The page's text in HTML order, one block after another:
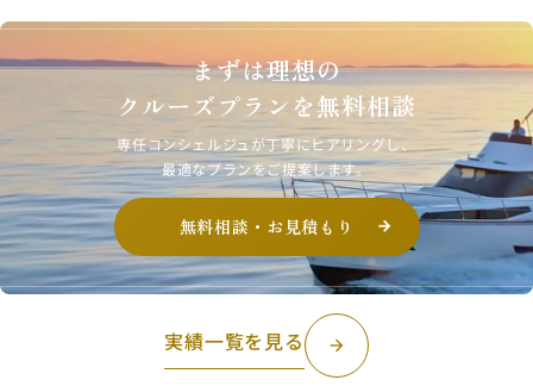
まずは理想の
クルーズプランを無料相談
専任コンシェルジュが丁寧にヒアリングし、
最適なプランをご提案します。
無料相談・お見積もり
実績一覧を見る arrow_forward